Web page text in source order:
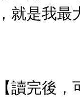
就是我最
完後，